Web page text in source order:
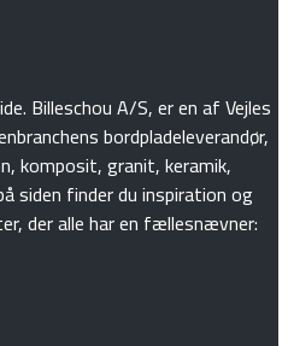
Billeschou A/S, er en af Vejles
bordpladeleverandør,
komposit, granit, keramik,
siden finder du inspiration og
der alle har en fællesnævner: